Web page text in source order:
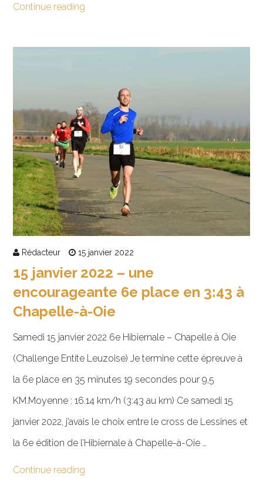
Continue reading
Rédacteur 15 janvier 2022
15 janvier 2022 – une
encourageante 6e place en 3:43 à
Chapelle-à-Oie
Samedi 15 janvier 2022 6e Hibiernale – Chapelle à Oie
(Challenge Entite Leuzoise) Je termine cette épreuve à
la 6e place en 35 minutes 19 secondes pour 9,5
KM.Moyenne : 16.14 km/h (3:43 au km) Ce samedi 15
janvier 2022, j’avais le choix entre le cross de Lessines et
la 6e édition de l’Hibiernale à Chapelle-à-Oie …
Continue reading